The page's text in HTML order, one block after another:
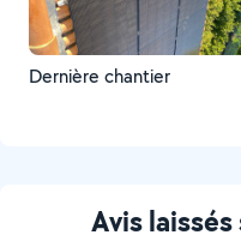
Dernière chantier
Avis